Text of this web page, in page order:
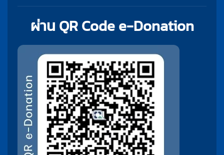
ผ่าน QR Code e-Donation